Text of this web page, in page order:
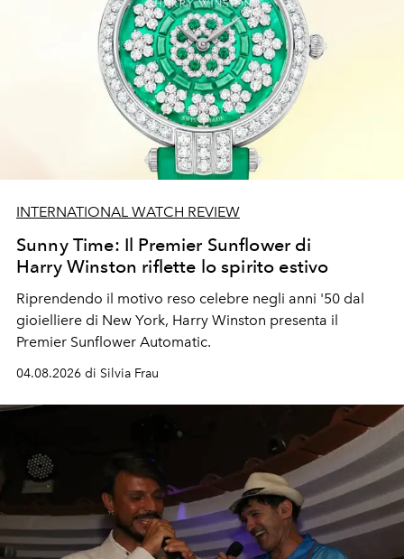
INTERNATIONAL WATCH REVIEW
Sunny Time: Il Premier Sunflower di
Harry Winston riflette lo spirito estivo
Riprendendo il motivo reso celebre negli anni '50 dal
gioielliere di New York, Harry Winston presenta il
Premier Sunflower Automatic.
04.08.2026 di Silvia Frau